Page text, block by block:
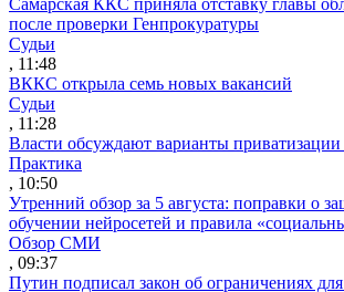
Самарская ККС приняла отставку главы
после проверки Генпрокуратуры
Судьи
, 11:48
ВККС открыла семь новых вакансий
Судьи
, 11:28
Власти обсуждают варианты
Практика
, 10:50
Утренний обзор за 5 августа: поправки о
обучении нейросетей и правила
Обзор СМИ
, 09:37
Путин подписал закон об ограничениях